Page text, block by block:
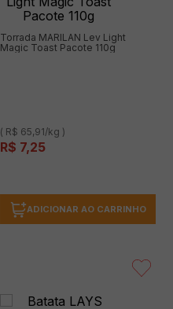
Torrada MARILAN Lev Light
Magic Toast Pacote 110g
( R$ 65,91/kg )
R$ 7,25
ADICIONAR AO CARRINHO